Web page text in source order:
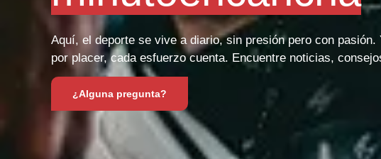
Aquí, el deporte se vive a diario, sin presión pero con
por placer, cada esfuerzo cuenta. Encuentre noticias,
¿Alguna pregunta?